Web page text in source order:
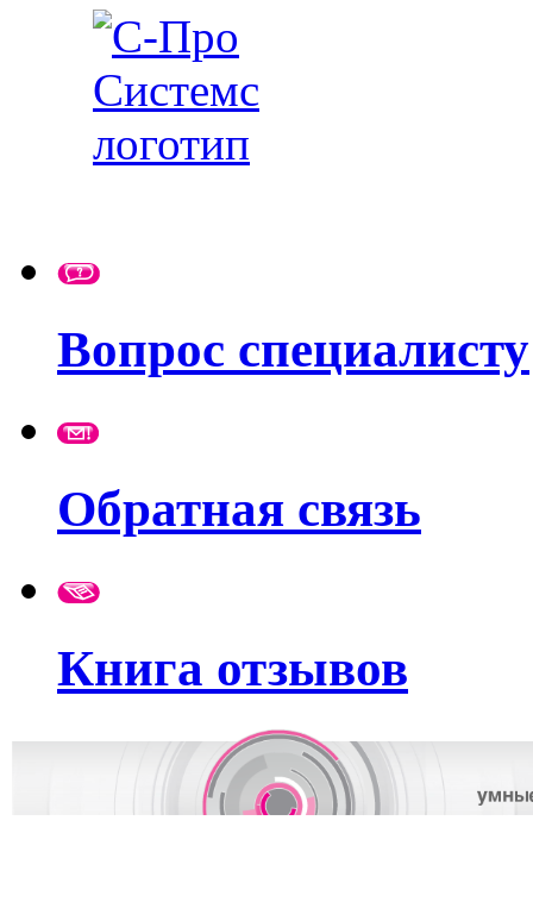
Вопрос специалисту
Обратная связь
Книга отзывов